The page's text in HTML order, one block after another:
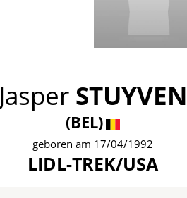
Jasper STUYVEN
(BEL)
geboren am 17/04/1992
LIDL-TREK/USA